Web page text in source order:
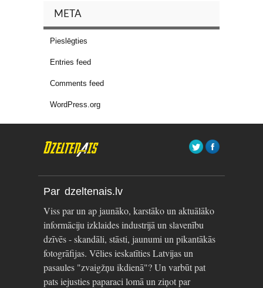
META
Pieslēgties
Entries feed
Comments feed
WordPress.org
Par dzeltenais.lv
Viss par un ap jaunāko, karstāko un aktuālāko
informāciju izklaides industrijā un slavenību
dzīvēs - skandāli, stāsti, jaunumi un pikantākās
fotogrāfijas. Vēlies ieskatīties Latvijas un
pasaules "zvaigžņu ikdienā"? Un varbūt pat
pats iejusties paparaci lomā un ziņot par